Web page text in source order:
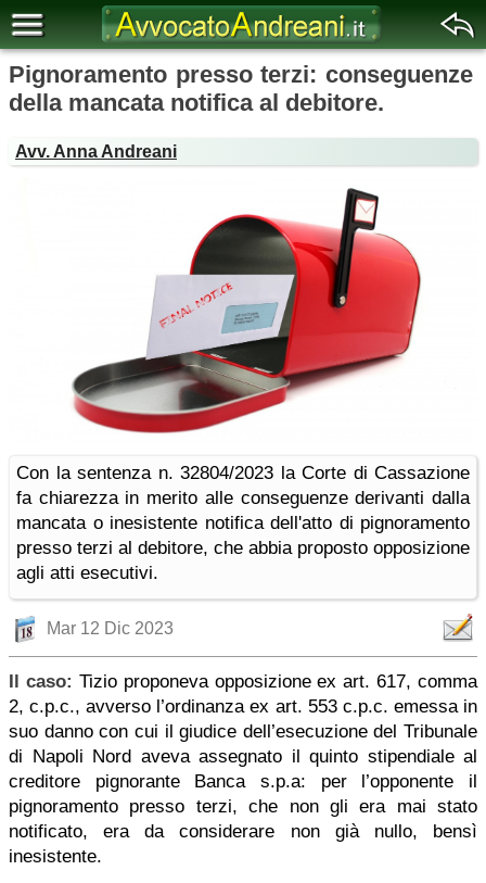
Pignoramento presso terzi: conseguenze
della mancata notifica al debitore.
Avv. Anna Andreani
Con la sentenza n. 32804/2023 la Corte di Cassazione
fa chiarezza in merito alle conseguenze derivanti dalla
mancata o inesistente notifica dell'atto di pignoramento
presso terzi al debitore, che abbia proposto opposizione
agli atti esecutivi.
Mar 12 Dic 2023
Il caso: Tizio proponeva opposizione ex art. 617, comma
2, c.p.c., avverso l’ordinanza ex art. 553 c.p.c. emessa in
suo danno con cui il giudice dell’esecuzione del Tribunale
di Napoli Nord aveva assegnato il quinto stipendiale al
creditore pignorante Banca s.p.a: per l’opponente il
pignoramento presso terzi, che non gli era mai stato
notificato, era da considerare non già nullo, bensì
inesistente.